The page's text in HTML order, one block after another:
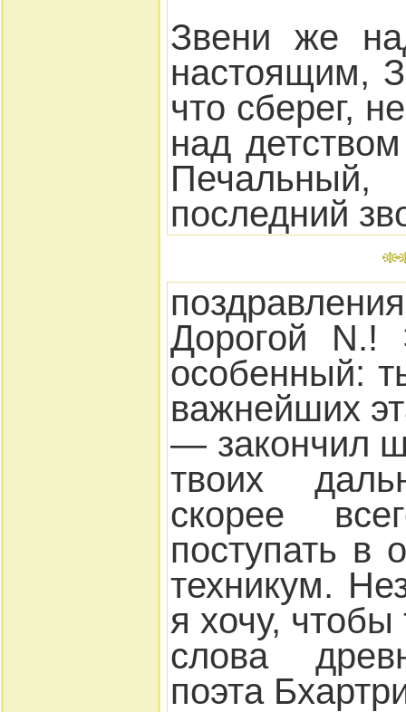
Звени же
настоящим,
что сберег,
над
последний
Дорогой N.!
особенный:
важнейших
— закончил
твоих
скорее
поступать в
техникум.
я хочу,
слова
поэта